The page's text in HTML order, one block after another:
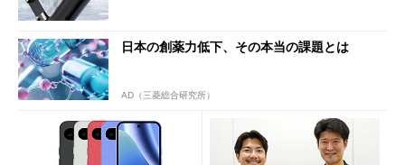
日本の創薬力低下、その本当の課題とは
AD（三菱総合研究所）